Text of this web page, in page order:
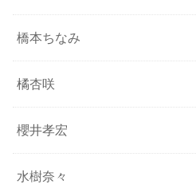
橋本ちなみ
橘杏咲
櫻井孝宏
水樹奈々